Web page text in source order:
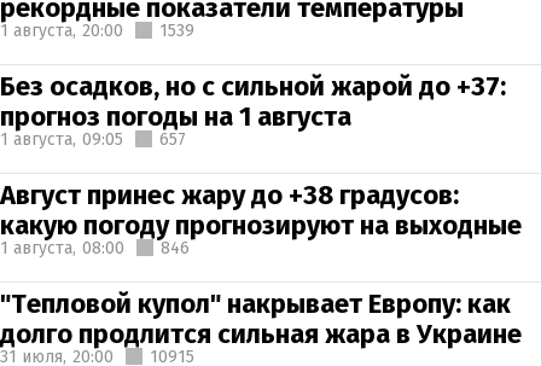
рекордные показатели температуры
1 августа, 20:00 1539
Без осадков, но с сильной жарой до +37:
прогноз погоды на 1 августа
1 августа, 09:05 657
Август принес жару до +38 градусов:
какую погоду прогнозируют на выходные
1 августа, 08:00 846
"Тепловой купол" накрывает Европу: как
долго продлится сильная жара в Украине
31 июля, 20:00 10915